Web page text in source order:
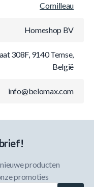
Cornilleau
Homeshop BV
308F, 9140 Temse,
België
info@belomax.com
producten
promoties